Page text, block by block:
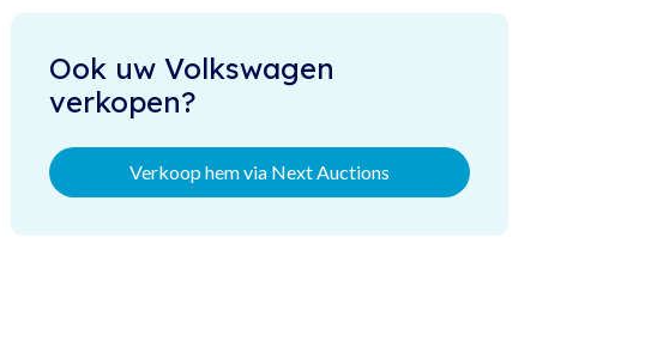
Ook uw Volkswagen
verkopen?
Verkoop hem via Next Auctions